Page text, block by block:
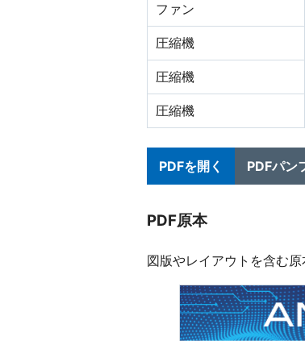
ファン
圧縮機
圧縮機
圧縮機
PDFを開く PDFパン
PDF原本
図版やレイアウトを含む原